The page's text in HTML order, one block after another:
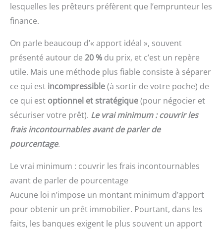
lesquelles les prêteurs préfèrent que l’emprunteur les
finance.
On parle beaucoup d’« apport idéal », souvent
présenté autour de 20 % du prix, et c’est un repère
utile. Mais une méthode plus fiable consiste à séparer
ce qui est incompressible(à sortir de votre poche) de
ce qui est optionnel et stratégique(pour négocier et
sécuriser votre prêt). Le vrai minimum : couvrir les
frais incontournables avant de parler de
pourcentage.
Le vrai minimum : couvrir les frais incontournables
avant de parler de pourcentage
Aucune loi n’impose un montant minimum d’apport
pour obtenir un prêt immobilier. Pourtant, dans les
faits, les banques exigent le plus souvent un apport